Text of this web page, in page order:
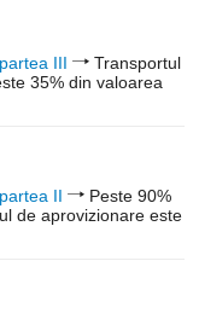
III
Transportul
35% din valoarea
II
Peste 90%
de aprovizionare este